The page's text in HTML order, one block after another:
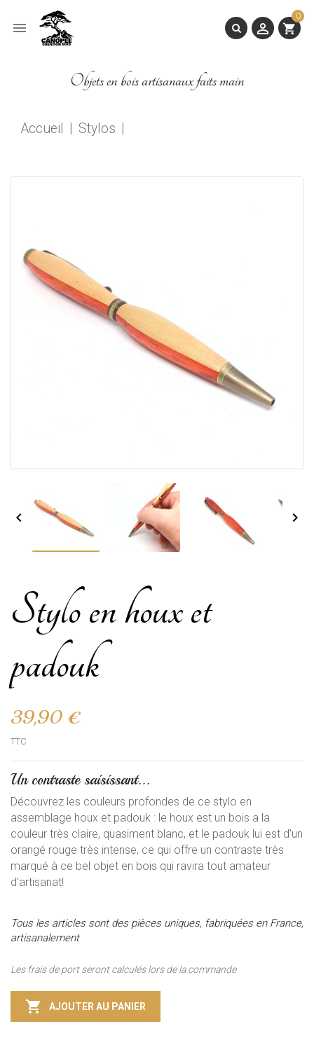
 shopping_cart
0

Objets en bois artisanaux faits main
Accueil Stylos
 
Stylo en houx et
padouk
39,90 €
TTC
Un contraste saisissant...
Découvrez les couleurs profondes de ce stylo en
assemblage houx et padouk : le houx est un bois a la
couleur très claire, quasiment blanc, et le padouk lui est d'un
orangé rouge très intense, ce qui offre un contraste très
marqué à ce bel objet en bois qui ravira tout amateur
d'artisanat!
Tous les articles sont des pièces uniques, fabriquées en France,
artisanalement
Les frais de port seront calculés lors de la commande
 AJOUTER AU PANIER